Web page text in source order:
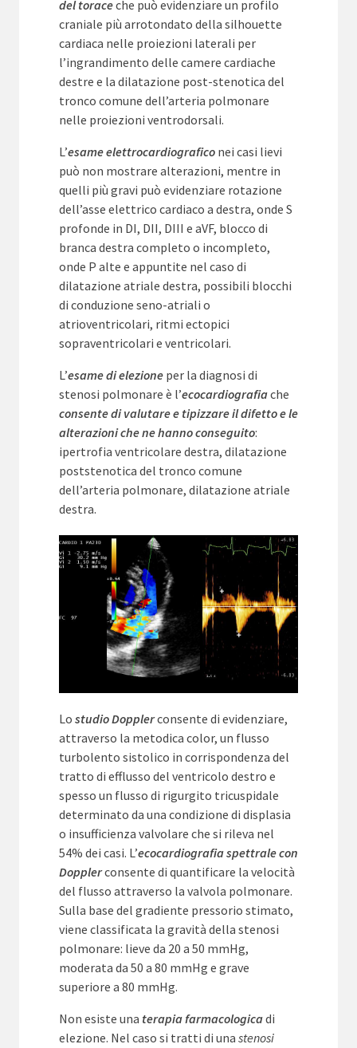
del toraceche può evidenziare un profilo
craniale più arrotondato della silhouette
cardiaca nelle proiezioni laterali per
l’ingrandimento delle camere cardiache
destre e la dilatazione post-stenotica del
tronco comune dell’arteria polmonare
nelle proiezioni ventrodorsali.
L’esame elettrocardiografico nei casi lievi
può non mostrare alterazioni, mentre in
quelli più gravi può evidenziare rotazione
dell’asse elettrico cardiaco a destra, onde S
profonde in DI, DII, DIII e aVF, blocco di
branca destra completo o incompleto,
onde P alte e appuntite nel caso di
dilatazione atriale destra, possibili blocchi
di conduzione seno-atriali o
atrioventricolari, ritmi ectopici
sopraventricolari e ventricolari.
L’esame di elezione per la diagnosi di
stenosi polmonare è l’ecocardiografiache
consente di valutare e tipizzare il difetto e le
alterazioni che ne hanno conseguito:
ipertrofia ventricolare destra, dilatazione
poststenotica del tronco comune
dell’arteria polmonare, dilatazione atriale
destra.
Lo studio Dopplerconsente di evidenziare,
attraverso la metodica color, un flusso
turbolento sistolico in corrispondenza del
tratto di efflusso del ventricolo destro e
spesso un flusso di rigurgito tricuspidale
determinato da una condizione di displasia
o insufficienza valvolare che si rileva nel
54% dei casi. L’ecocardiografia spettrale con
Dopplerconsente di quantificare la velocità
del flusso attraverso la valvola polmonare.
Sulla base del gradiente pressorio stimato,
viene classificata la gravità della stenosi
polmonare: lieve da 20 a 50 mmHg,
moderata da 50 a 80 mmHg e grave
superiore a 80 mmHg.
Non esiste una terapia farmacologicadi
elezione. Nel caso si tratti di una stenosi